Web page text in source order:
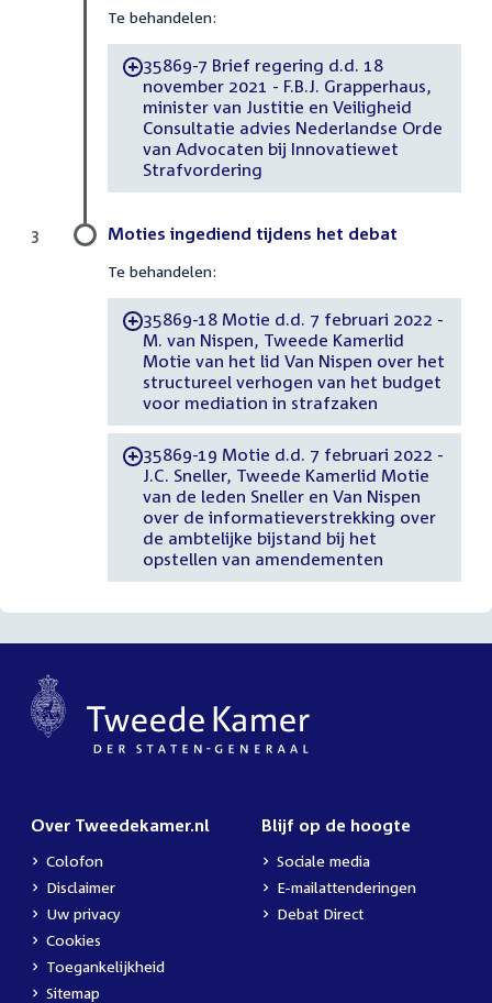
Te behandelen:
-35869-7 Brief regering d.d. 18
november 2021 - F.B.J. Grapperhaus,
minister van Justitie en Veiligheid
Consultatie advies Nederlandse Orde
van Advocaten bij Innovatiewet
Strafvordering
Moties ingediend tijdens het debat
Te behandelen:
-35869-18 Motie d.d. 7 februari 2022 -
M. van Nispen, Tweede Kamerlid
Motie van het lid Van Nispen over het
structureel verhogen van het budget
voor mediation in strafzaken
-35869-19 Motie d.d. 7 februari 2022 -
J.C. Sneller, Tweede Kamerlid Motie
van de leden Sneller en Van Nispen
over de informatieverstrekking over
de ambtelijke bijstand bij het
opstellen van amendementen
3
Over Tweedekamer.nl
Colofon
Disclaimer
Uw privacy
Cookies
Toegankelijkheid
Sitemap
Blijf op de hoogte
Sociale media
E-mailattenderingen
Debat Direct